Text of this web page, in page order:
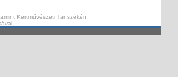
Kertművészeti Tanszékén